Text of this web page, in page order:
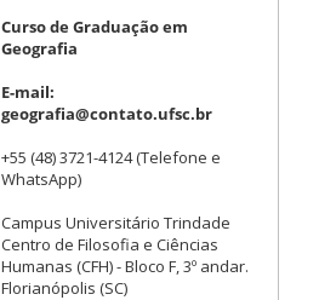
Curso de Graduação em
Geografia
E-mail:
geografia@contato.ufsc.br
+55 (48) 3721-4124 (Telefone e
WhatsApp)
Campus Universitário Trindade
Centro de Filosofia e Ciências
Humanas (CFH) - Bloco F, 3º andar.
Florianópolis (SC)